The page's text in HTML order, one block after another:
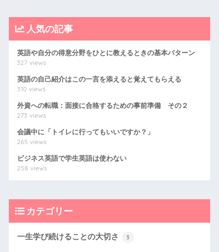
人気の記事
英語や自分の得意分野をひとに教えるときの基本パターン
327 views
英語の自己紹介はこの一言を添えると覚えてもらえる
310 views
外資への転職：面接に合格するための事前準備 その２
273 views
会議中に「トイレに行ってもいいですか？」
265 views
ビジネス英語で学生英語は使わない
258 views
カテゴリー
一生学び続けることの大切さ 3